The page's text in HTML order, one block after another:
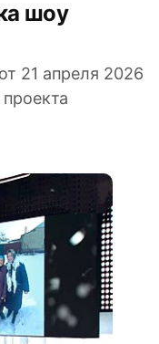
21 апреля 2026